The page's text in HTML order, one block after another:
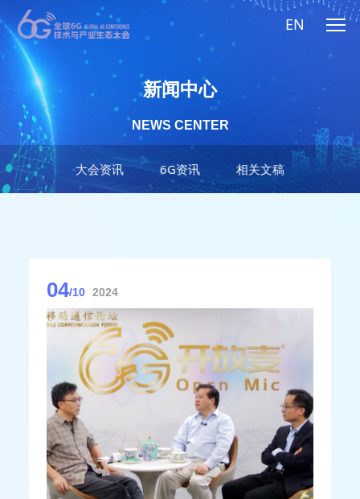
EN
大会资讯 6G资讯 相关文稿
新闻中心
NEWS CENTER
04/10 2024